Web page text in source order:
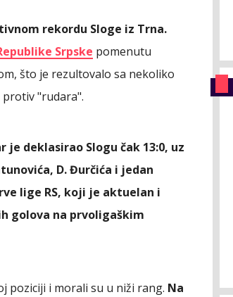
rekordu Sloge iz Trna.
Srpske pomenutu
što je rezultovalo sa nekoliko
"rudara".
je deklasirao Slogu čak 13:0, uz
D. Đurčića i jedan
lige RS, koji je aktuelan i
golova na prvoligaškim
poziciji i morali su u niži rang. Na